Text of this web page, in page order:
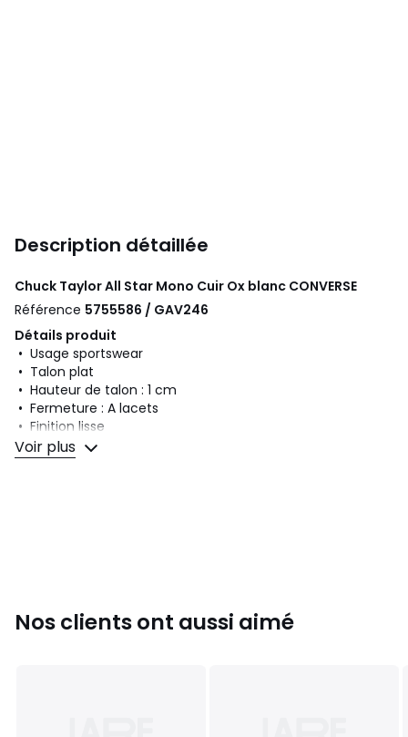
Description détaillée
Chuck Taylor All Star Mono Cuir Ox blanc CONVERSE
Référence 5755586 / GAV246
Détails produit
• Usage sportswear
• Talon plat
• Hauteur de talon : 1 cm
• Fermeture : A lacets
• Finition lisse
Composition et Entretien
36, 36 1/2, 37, 37 1/2, 38, 39, 39 1/2, 40, 41, 42, 43,
44, 45
Voir plus
Nos clients ont aussi aimé